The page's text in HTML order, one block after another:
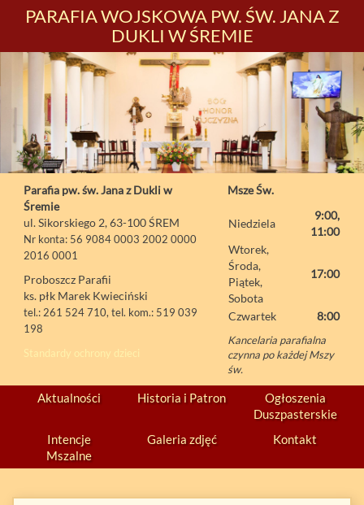
PARAFIA WOJSKOWA PW. ŚW. JANA Z
DUKLI W ŚREMIE
Parafia pw. św. Jana z Dukli w
Śremie
ul. Sikorskiego 2, 63-100 ŚREM
Nr konta: 56 9084 0003 2002 0000
2016 0001
Proboszcz Parafii
ks. płk Marek Kwieciński
tel.: 261 524 710, tel. kom.: 519 039
198
Standardy ochrony dzieci
Msze Św.
Niedziela
9:00,
11:00
Wtorek,
Środa,
Piątek,
Sobota
17:00
Czwartek 8:00
Kancelaria parafialna
czynna po każdej Mszy
św.
Aktualności Historia i Patron
Ogłoszenia
Duszpasterskie
Intencje
Mszalne
Galeria zdjęć Kontakt